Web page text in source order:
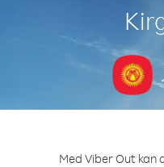
Med Viber Out